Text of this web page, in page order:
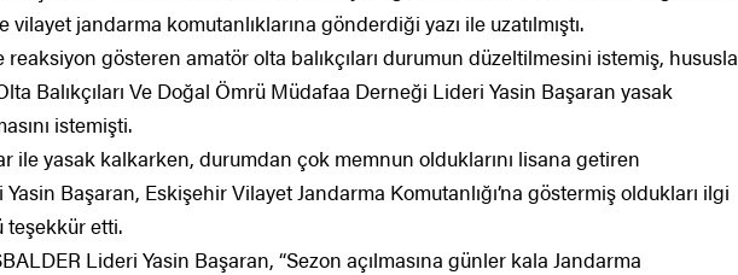
jandarma komutanlıklarına gönderdiği yazı ile uzatılmıştı.
reaksiyon gösteren amatör olta balıkçıları durumun düzeltilmesini istemiş, hususla
Balıkçıları Ve Doğal Ömrü Müdafaa Derneği Lideri Yasin Başaran yasak
istemişti.
ile yasak kalkarken, durumdan çok memnun olduklarını lisana getiren
Başaran, Eskişehir Vilayet Jandarma Komutanlığı’na göstermiş oldukları ilgi
teşekkür etti.
Lideri Yasin Başaran, “Sezon açılmasına günler kala Jandarma